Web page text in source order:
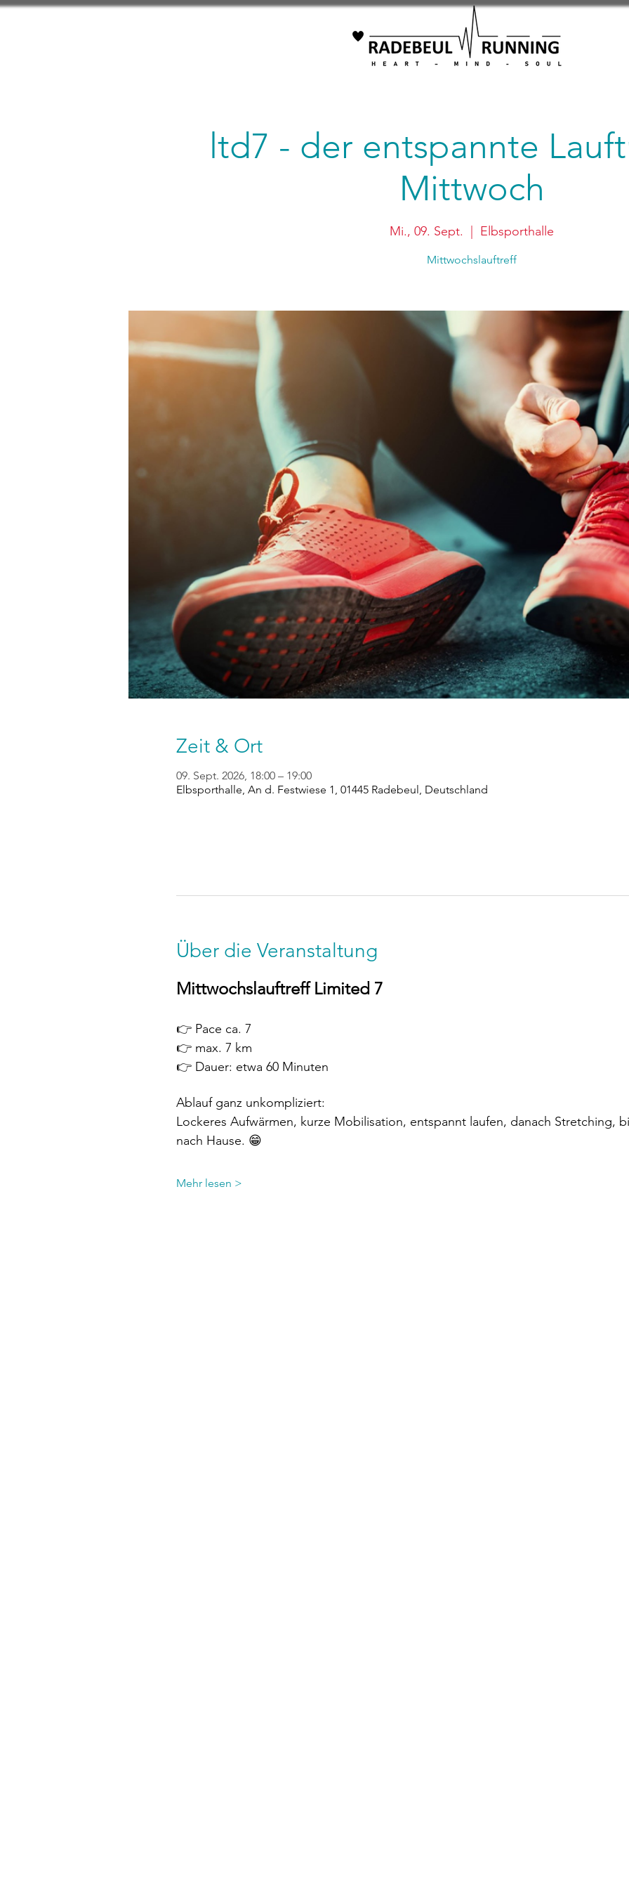
ltd7 - der entspannte
Mittwoch
Mi., 09. Sept. Elbsporthalle
Mittwochslauftreff
Zeit & Ort
09. Sept. 2026, 18:00 – 19:00
Elbsporthalle, An d. Festwiese 1, 01445 Radebeul, Deutschland
Über die Veranstaltung
Mittwochslauftreff Limited 7
👉 Pace ca. 7
👉 max. 7 km
👉 Dauer: etwa 60 Minuten
Ablauf ganz unkompliziert:
Lockeres Aufwärmen, kurze Mobilisation, entspannt laufen, danach Stretching,
nach Hause. 😁
Mehr lesen >